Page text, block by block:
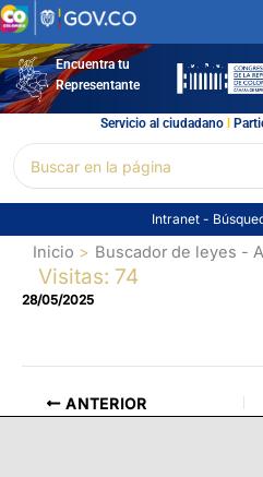
Ir
al
contenidoEncuentra tu
Representante
Servicio al ciudadano l
por:
Intranet -
Inicio Buscador de leyes -
Visitas: 74
28/05/2025
ANTERIOR